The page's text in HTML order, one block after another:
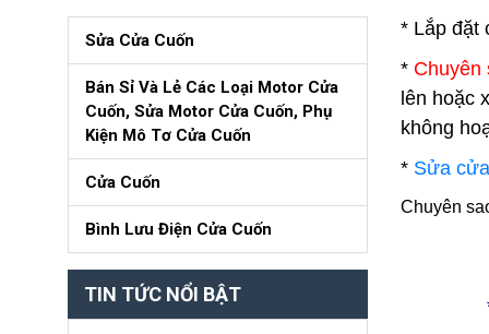
Sửa Cửa Cuốn
Bán Sỉ Và Lẻ Các Loại Motor Cửa
Cuốn, Sửa Motor Cửa Cuốn, Phụ
Kiện Mô Tơ Cửa Cuốn
Cửa Cuốn
Bình Lưu Điện Cửa Cuốn
TIN TỨC NỔI BẬT
* Lắp đặt
* Chuyên
lên hoặc
không
* Sửa
Chuyên